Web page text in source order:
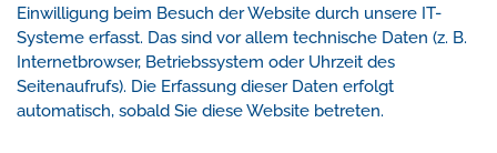
Einwilligung beim Besuch der Website durch unsere IT-
Systeme erfasst. Das sind vor allem technische Daten (z. B.
Internetbrowser, Betriebssystem oder Uhrzeit des
Seitenaufrufs). Die Erfassung dieser Daten erfolgt
automatisch, sobald Sie diese Website betreten.